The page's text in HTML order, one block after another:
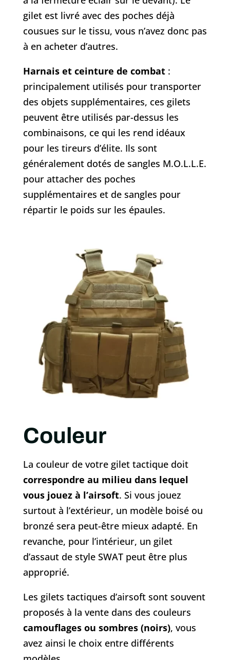
gilet est livré avec des poches déjà
cousues sur le tissu, vous n’avez donc pas
à en acheter d’autres.
Harnais et ceinture de combat:
principalement utilisés pour transporter
des objets supplémentaires, ces gilets
peuvent être utilisés par-dessus les
combinaisons, ce qui les rend idéaux
pour les tireurs d’élite. Ils sont
généralement dotés de sangles M.O.L.L.E.
pour attacher des poches
supplémentaires et de sangles pour
répartir le poids sur les épaules.
Couleur
La couleur de votre gilet tactique doit
correspondre au milieu dans lequel
vous jouez à l’airsoft. Si vous jouez
surtout à l’extérieur, un modèle boisé ou
bronzé sera peut-être mieux adapté. En
revanche, pour l’intérieur, un gilet
d’assaut de style SWAT peut être plus
approprié.
Les gilets tactiques d’airsoft sont souvent
proposés à la vente dans des couleurs
camouflages ou sombres (noirs), vous
avez ainsi le choix entre différents